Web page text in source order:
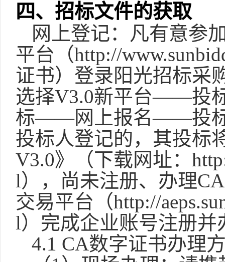
四、招标文件的获取
网上登记：凡有意参
平台（http://
证书）登录阳光招标采
选择V3.0新平台——投
标——网上报名——投标
投标人登记的，其投标
V3.0》（下载网址：
l），尚未注册、办理
交易平台（http://
l）完成企业账号注册并
4.1 CA数字证书办理